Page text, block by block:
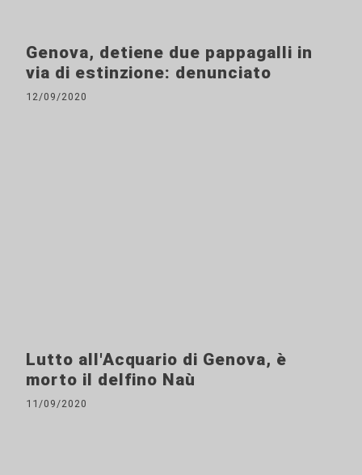
Genova, detiene due pappagalli in
via di estinzione: denunciato
12/09/2020
Lutto all'Acquario di Genova, è
morto il delfino Naù
11/09/2020